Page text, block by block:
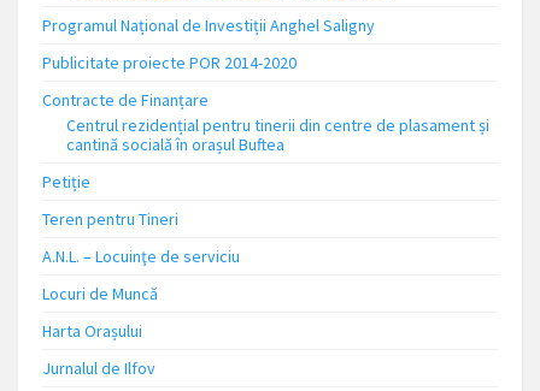
Programul Național de Investiții Anghel Saligny
Publicitate proiecte POR 2014-2020
Contracte de Finanțare
Centrul rezidențial pentru tinerii din centre de plasament și
cantină socială în orașul Buftea
Petiție
Teren pentru Tineri
A.N.L. – Locuinţe de serviciu
Locuri de Muncă
Harta Orașului
Jurnalul de Ilfov